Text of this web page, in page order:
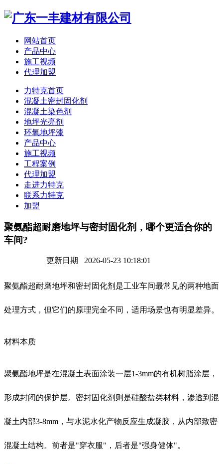
网站首页
产品中心
施工视频
代理加盟
力特克首页
混凝土密封固化剂
混凝土染色剂
地坪光亮剂
环氧地坪漆
产品中心
施工视频
工程案例
代理加盟
走进力特克
联系力特克
加盟
聚氨酯超耐磨地坪与密封固化剂，哪个更适合你的
车间?
更新日期 2026-05-23 10:18:01
聚氨酯超耐磨地坪和密封固化剂是工业车间最常见的两种地面
处理方式，但它们的原理完全不同，适用场景也有明显差异。
材料本质
聚氨酯地坪是在混凝土表面涂装一层1-3mm的有机树脂涂层，
形成封闭的保护层。密封固化剂则是硅酸盐类材料，渗透到混
凝土内部3-8mm，与水泥水化产物反应生成凝胶，从内部致密
混凝土结构。前者是"穿衣服"，后者是"强身健体"。